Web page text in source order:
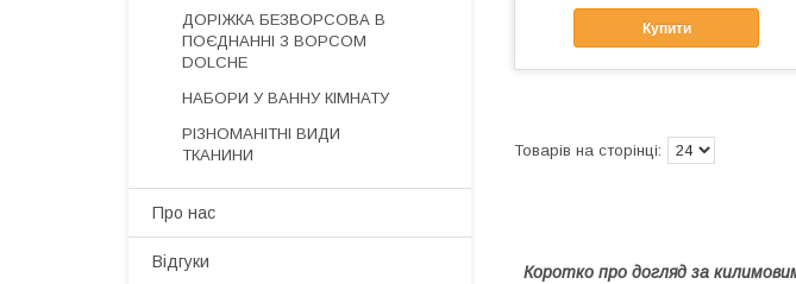
Купити
Коротко про догляд за
ДОРІЖКА БЕЗВОРСОВА В
ПОЄДНАННІ З ВОРСОМ
DOLCHE
НАБОРИ У ВАННУ КІМНАТУ
РІЗНОМАНІТНІ ВИДИ
ТКАНИНИ
Про нас
Відгуки